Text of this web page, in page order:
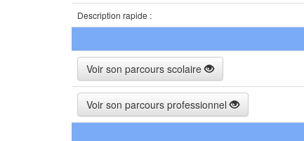
Description rapide :
Voir son parcours scolaire
Voir son parcours professionnel